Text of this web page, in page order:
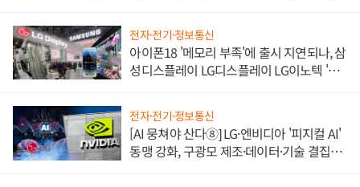
전자·전기·정보통신
아이폰18 '메모리 부족'에 출시 지연되나, 삼
성디스플레이 LG디스플레이 LG이노텍 '탈
전자·전기·정보통신
[AI 뭉쳐야 산다⑧] LG·엔비디아 '피지컬 AI'
동맹 강화, 구광모 제조·데이터·기술 결집